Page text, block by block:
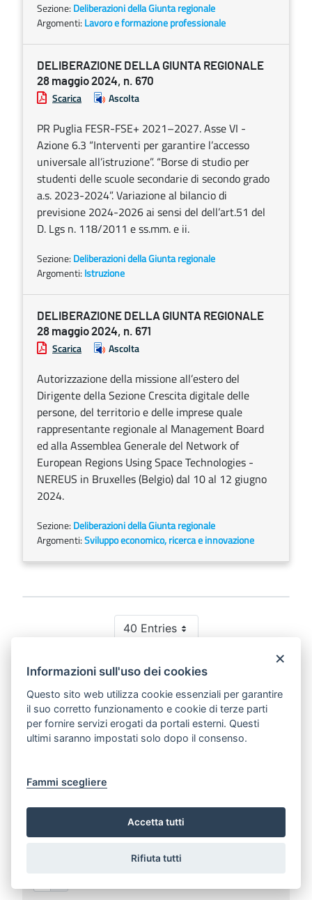
Sezione: Deliberazioni della Giunta regionale
Argomenti: Lavoro e formazione professionale
DELIBERAZIONE DELLA GIUNTA REGIONALE
28 maggio 2024, n. 670
Scarica Ascolta
PR Puglia FESR-FSE+ 2021–2027. Asse VI -
Azione 6.3 “Interventi per garantire l’accesso
universale all’istruzione”. “Borse di studio per
studenti delle scuole secondarie di secondo grado
a.s. 2023-2024”. Variazione al bilancio di
previsione 2024-2026 ai sensi del dell’art.51 del
D. Lgs n. 118/2011 e ss.mm. e ii.
Sezione: Deliberazioni della Giunta regionale
Argomenti: Istruzione
DELIBERAZIONE DELLA GIUNTA REGIONALE
28 maggio 2024, n. 671
Scarica Ascolta
Autorizzazione della missione all’estero del
Dirigente della Sezione Crescita digitale delle
persone, del territorio e delle imprese quale
rappresentante regionale al Management Board
ed alla Assemblea Generale del Network of
European Regions Using Space Technologies -
NEREUS in Bruxelles (Belgio) dal 10 al 12 giugno
2024.
Sezione: Deliberazioni della Giunta regionale
Argomenti:Sviluppo economico, ricerca e innovazione
40 EntriesPer Page
Page
1 ...Intermediate Pages
Page
322 Page
323 Page
324 ...Intermediate
Page
2738
Cerca tra i documenti
Ricerca testuale
Ricerca estesa al contenuto
×
Informazioni sull'uso dei cookies
Questo sito web utilizza cookie essenziali per garantire
il suo corretto funzionamento e cookie di terze parti
per fornire servizi erogati da portali esterni. Questi
ultimi saranno impostati solo dopo il consenso.
Fammi scegliere
Accetta tutti
Rifiuta tutti